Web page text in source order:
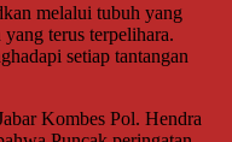
melalui tubuh yang
terus terpelihara.
setiap tantangan
Kombes Pol. Hendra